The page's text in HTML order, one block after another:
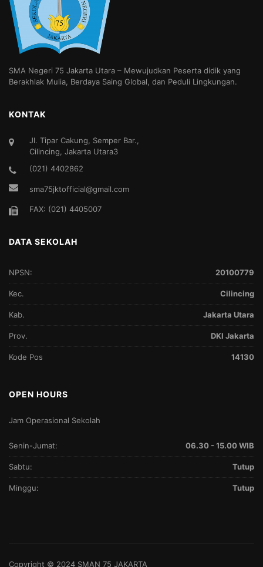
SMA Negeri 75 Jakarta Utara – Mewujudkan Peserta didik yang
Berakhlak Mulia, Berdaya Saing Global, dan Peduli Lingkungan.
KONTAK
Jl. Tipar Cakung, Semper Bar.,
Cilincing, Jakarta Utara3
(021) 4402862
sma75jktofficial@gmail.com
FAX: (021) 4405007
DATA SEKOLAH
NPSN: 20100779
Kec. Cilincing
Kab. Jakarta Utara
Prov. DKI Jakarta
Kode Pos 14130
OPEN HOURS
Jam Operasional Sekolah
Senin-Jumat: 06.30 - 15.00 WIB
Sabtu: Tutup
Minggu: Tutup